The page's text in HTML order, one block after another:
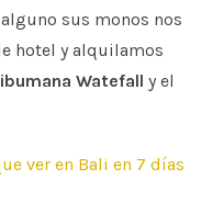
sus monos nos
hotel y alquilamos
Watefall y el
ver en Bali en 7 días